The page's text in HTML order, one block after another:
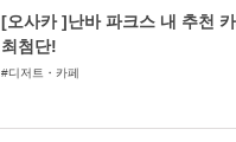
[오사카 ]난바 파크스 내 추천
최첨단!
디저트・카페